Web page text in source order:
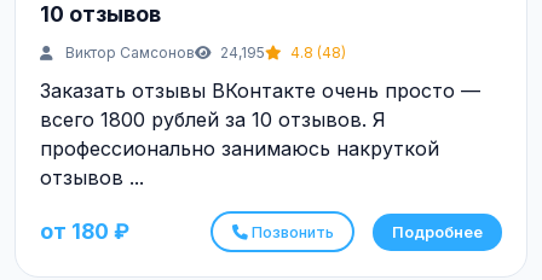
10 отзывов
Виктор Самсонов 24,195 4.8 (48)
Заказать отзывы ВКонтакте очень просто —
всего 1800 рублей за 10 отзывов. Я
профессионально занимаюсь накруткой
отзывов ...
от 180 ₽ Позвонить Подробнее